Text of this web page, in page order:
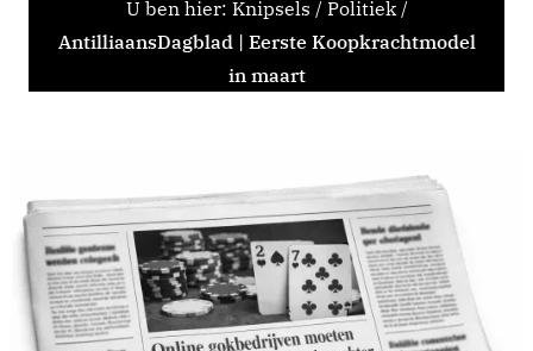
U ben hier: Knipsels / Politiek /
AntilliaansDagblad | Eerste Koopkrachtmodel
in maart